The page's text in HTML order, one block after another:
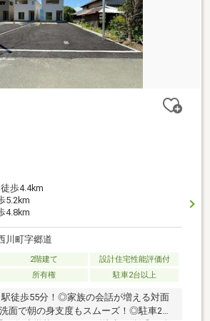
歩4.4km
5.2km
4.8km
川町字郷道
2階建て
設計住宅性能評価付
所有権 駐車2台以上
徒歩55分！◎家族の会話が増える対面
面で朝の身支度もスムーズ！◎駐車2台